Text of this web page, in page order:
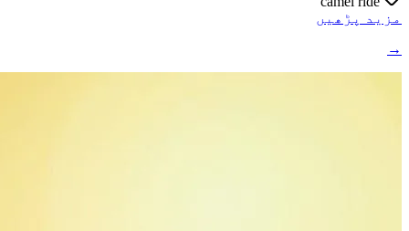
مزید پڑھیں
→